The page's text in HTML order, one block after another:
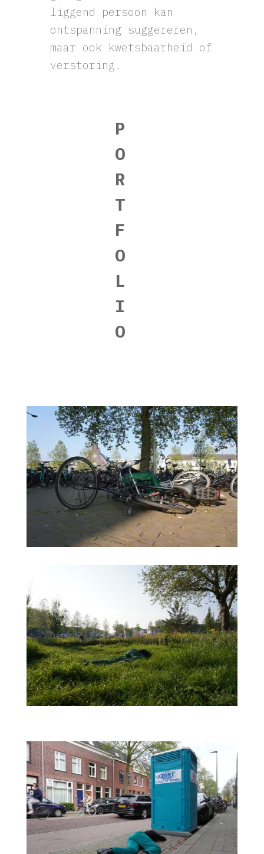
liggend persoon kan
ontspanning suggereren,
maar ook kwetsbaarheid of
verstoring.
P
O
R
T
F
O
L
I
O